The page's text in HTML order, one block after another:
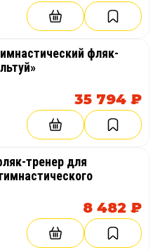
фляк-
35 794 ₽
тренер для
8 482 ₽